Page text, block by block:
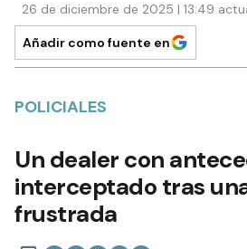
26 de diciembre de 2025 | 13:49
Añadir como fuente en
POLICIALES
Un dealer con
interceptado tras
frustrada